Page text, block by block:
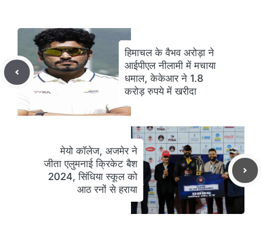
हिमाचल के वैभव अरोड़ा ने
आईपीएल नीलामी में मचाया
धमाल, केकेआर ने 1.8
करोड़ रुपये में खरीदा
मेयो कॉलेज, अजमेर ने
जीता एलुमनाई क्रिकेट बैश
2024, सिंधिया स्कूल को
आठ रनों से हराया